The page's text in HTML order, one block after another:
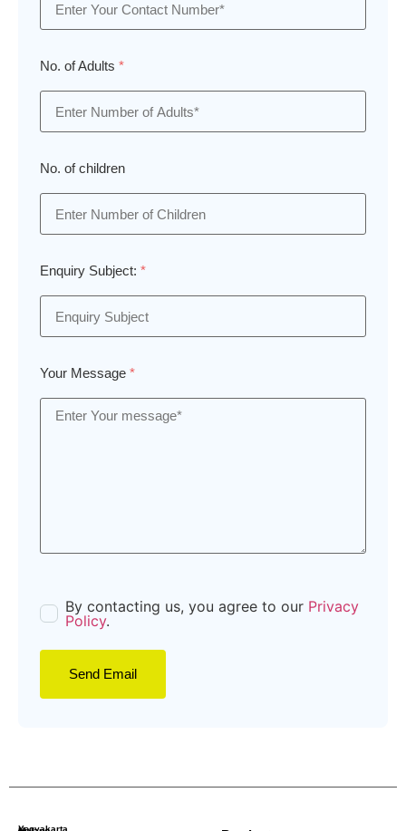
No. of Adults *
No. of children
Enquiry Subject: *
Your Message *
By contacting us, you agree to our Privacy
Policy.